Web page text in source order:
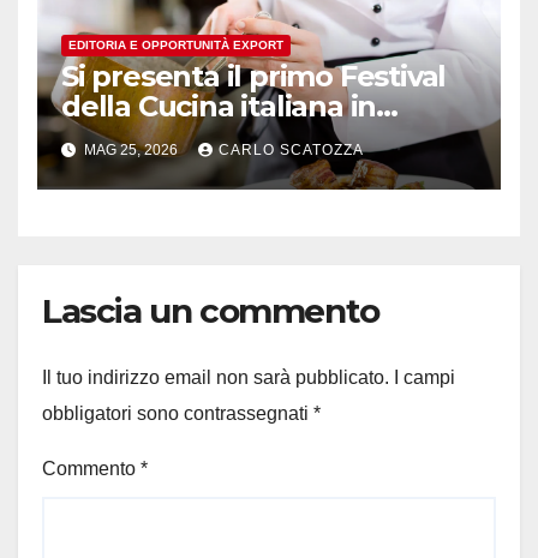
EDITORIA E OPPORTUNITÀ EXPORT
Si presenta il primo Festival
della Cucina italiana in
Svizzera
MAG 25, 2026 CARLO SCATOZZA
Lascia un commento
Il tuo indirizzo email non sarà pubblicato.
I campi
obbligatori sono contrassegnati *
Commento *